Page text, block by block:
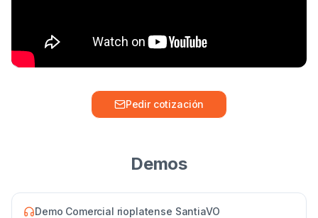
Pedir cotización
Demos
Demo Comercial rioplatense SantiaVO